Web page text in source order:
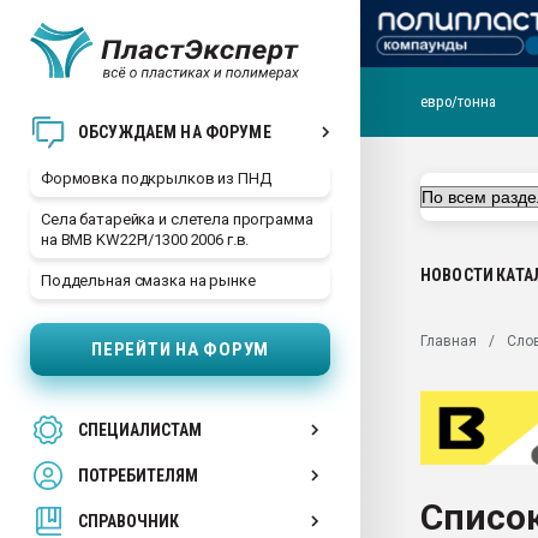
ОБСУЖДАЕМ НА ФОРУМЕ
Формовка подкрылков из ПНД
Села батарейка и слетела программа
на BMB KW22PI/1300 2006 г.в.
Поддельная смазка на рынке
ПЕРЕЙТИ НА ФОРУМ
СПЕЦИАЛИСТАМ
ПОТРЕБИТЕЛЯМ
СПРАВОЧНИК
29.07.2026 ФРП помог
Вакуум-формовочные
ближайшее
28.07.2026
первый план в
ситуацией на
евро/тонна
НОВОСТИ
Главная